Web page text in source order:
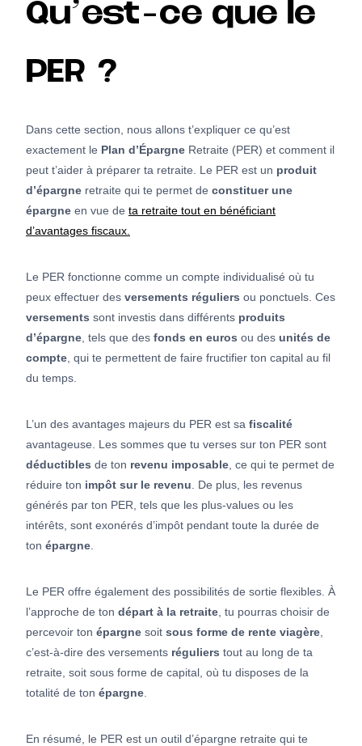
Qu’est-ce que le
PER ?
Dans cette section, nous allons t’expliquer ce qu’est
exactement le Plan d’Épargne Retraite (PER) et comment il
peut t’aider à préparer ta retraite. Le PER est un produit
d’épargne retraite qui te permet de constituer une
épargne en vue de ta retraite tout en bénéficiant
d’avantages fiscaux.
Le PER fonctionne comme un compte individualisé où tu
peux effectuer des versements réguliers ou ponctuels. Ces
versements sont investis dans différents produits
d’épargne , tels que des fonds en euros ou des unités de
compte , qui te permettent de faire fructifier ton capital au fil
du temps.
L’un des avantages majeurs du PER est sa fiscalité
avantageuse. Les sommes que tu verses sur ton PER sont
déductibles de ton revenu imposable , ce qui te permet de
réduire ton impôt sur le revenu . De plus, les revenus
générés par ton PER, tels que les plus-values ou les
intérêts, sont exonérés d’impôt pendant toute la durée de
ton épargne
Le PER offre également des possibilités de sortie flexibles. À
l’approche de ton départ à la retraite , tu pourras choisir de
percevoir ton épargne soit sous forme de rente viagère
c’est-à-dire des versements réguliers tout au long de ta
retraite, soit sous forme de capital, où tu disposes de la
totalité de ton épargne
En résumé, le PER est un outil d’épargne retraite qui te